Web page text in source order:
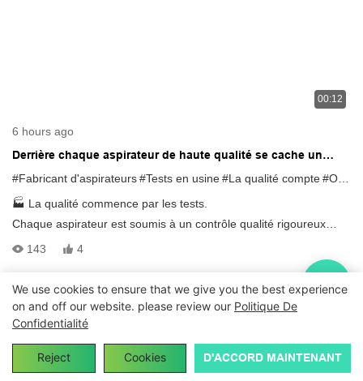
00:12
6 hours ago
Derrière chaque aspirateur de haute qualité se cache un
processus de test rigoureux.
#Fabricant d'aspirateurs#Tests en usine#La qualité compte#OEM
🏭 La qualité commence par les tests.
Chaque aspirateur est soumis à un contrôle qualité rigoureux
avant expédition :
✅ Test de puissance ✅ Test d'aspiration sous vide ✅ Inspection
des performances
Qualité fiable. Performance constante. Fabrication de confiance.
📩 Les demandes de renseignements concernant les services
OEM et ODM sont les bienvenues.
#Aspirateur #ContrôleQualité #TestsEnUsine #FabricantOEM
143 4
Droit d'auteur© 2024
We use cookies to ensure that we give you the best experience
on and off our website. please review our Politique De
Confidentialité
Reject Cookies D'ACCORD MAINTENANT